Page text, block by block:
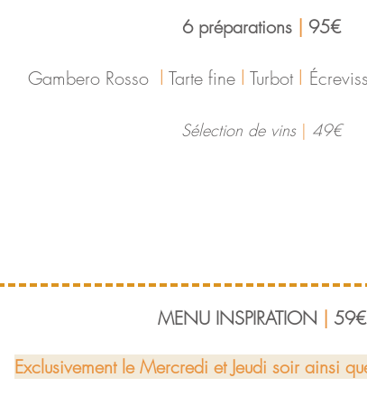
6 préparations | 95€
Gambero Rosso I Tarte fine I Turbot I
​Sélection de vins | 49€
MENU INSPIRATION | 59€
Exclusivement le Mercredi et Jeudi soir ainsi